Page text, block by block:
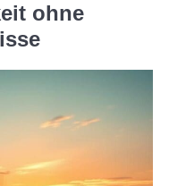
ohne